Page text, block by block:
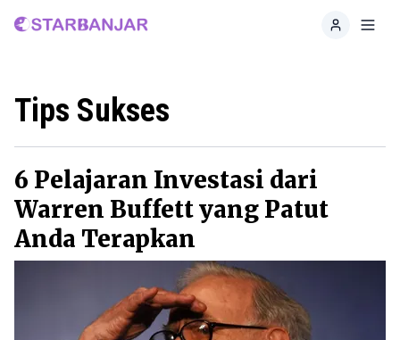
Home
Tips Sukses
6 Pelajaran Investasi dari
Warren Buffett yang Patut
Anda Terapkan